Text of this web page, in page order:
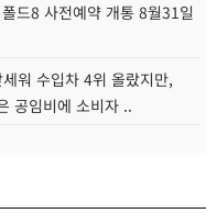
드8 사전예약 개통 8월31일
워 수입차 4위 올랐지만,
공임비에 소비자 ..